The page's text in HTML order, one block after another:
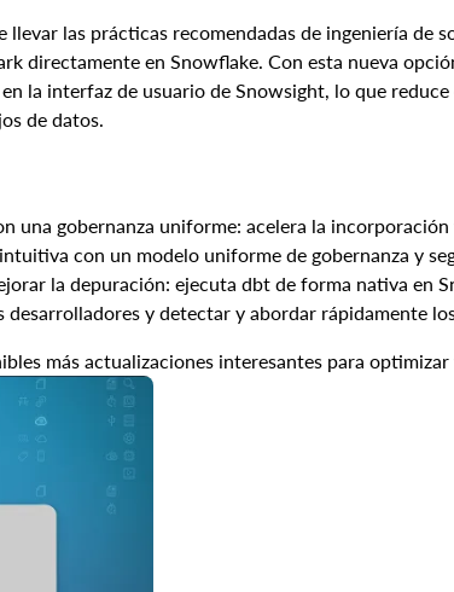
las prácticas recomendadas de ingeniería de
directamente en Snowflake. Con esta nueva
la interfaz de usuario de Snowsight, lo que
de datos.
una gobernanza uniforme: acelera la
con un modelo uniforme de gobernanza y
la depuración: ejecuta dbt de forma nativa en
y detectar y abordar rápidamente
más actualizaciones interesantes para